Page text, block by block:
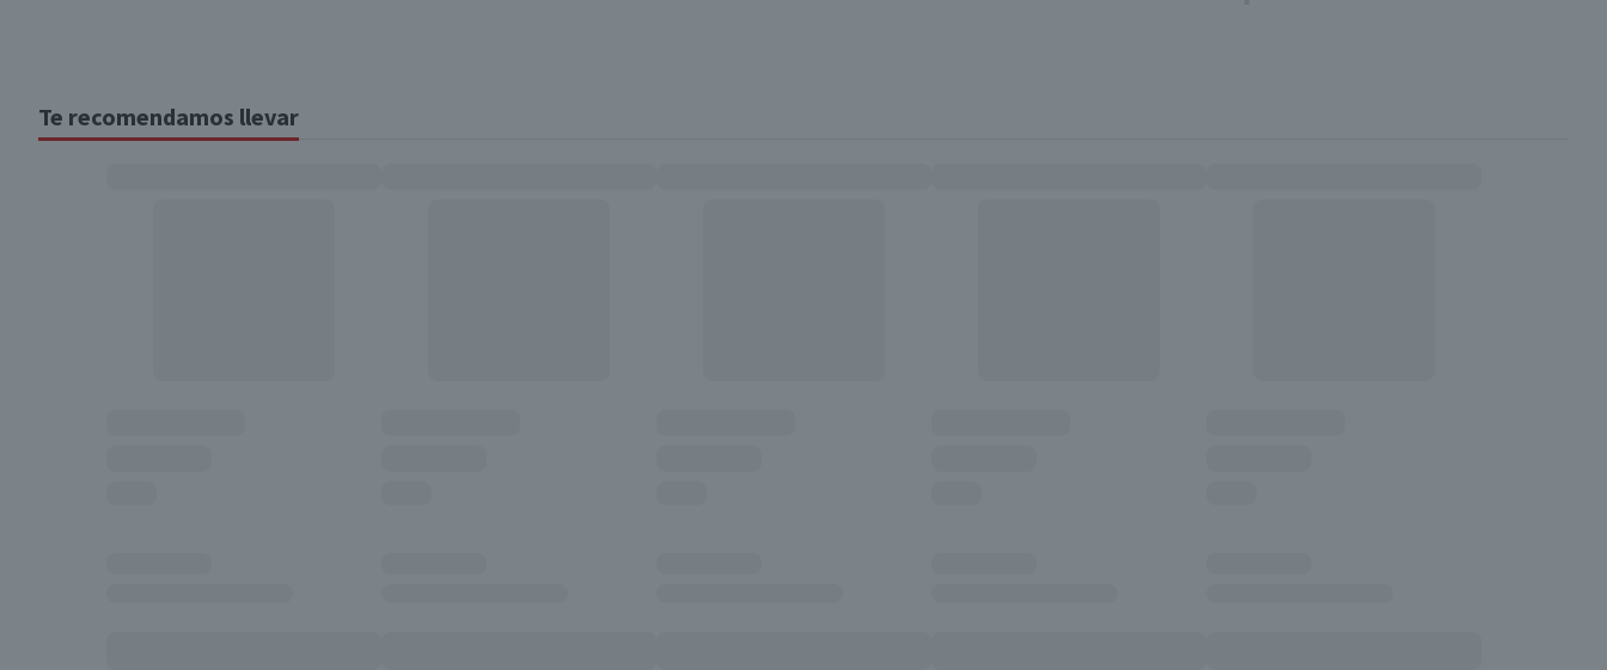
Te recomendamos llevar